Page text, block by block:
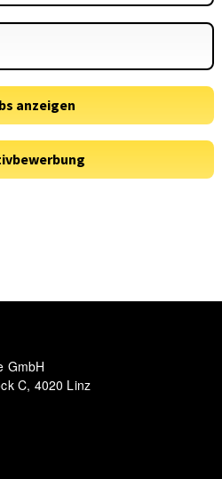
GmbH
C, 4020 Linz